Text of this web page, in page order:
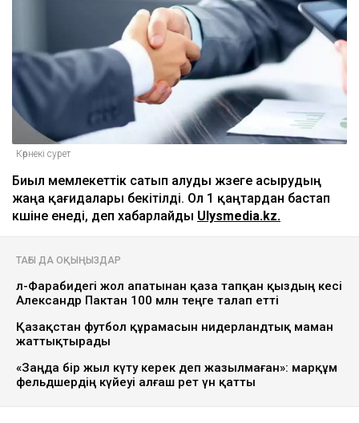
Көрнекі сурет
Биыл мемлекеттік сатып алуды жүзеге асырудың
жаңа қағидалары бекітілді. Ол 1 қаңтардан бастап
күшіне енеді, деп хабарлайды Ulysmedia.kz.
ТАҒЫ ДА ОҚЫҢЫЗДАР
әл-Фарабидегі жол апатынан қаза тапқан қыздың әкесі
Александр Пактан 100 млн теңге талап етті
Қазақстан футбол құрамасын нидерландтық маман
жаттықтырады
«Заңда бір жыл күту керек деп жазылмаған»: марқұм
фельдшердің күйеуі алғаш рет үн қатты